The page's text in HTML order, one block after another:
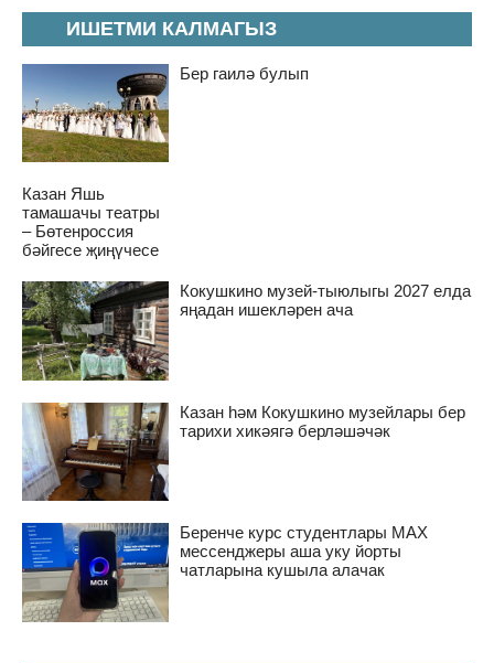
ИШЕТМИ КАЛМАГЫЗ
Бер гаилә булып
Казан Яшь
тамашачы театры
– Бөтенроссия
бәйгесе җиңүчесе
Кокушкино музей-тыюлыгы 2027 елда
яңадан ишекләрен ача
Казан һәм Кокушкино музейлары бер
тарихи хикәягә берләшәчәк
Беренче курс студентлары MAX
мессенджеры аша уку йорты
чатларына кушыла алачак